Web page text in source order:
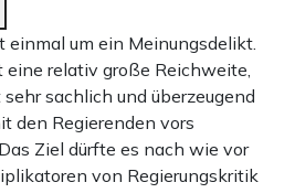
einmal um ein Meinungsdelikt.
eine relativ große Reichweite,
sachlich und überzeugend
den Regierenden vors
Ziel dürfte es nach wie vor
von Regierungskritik